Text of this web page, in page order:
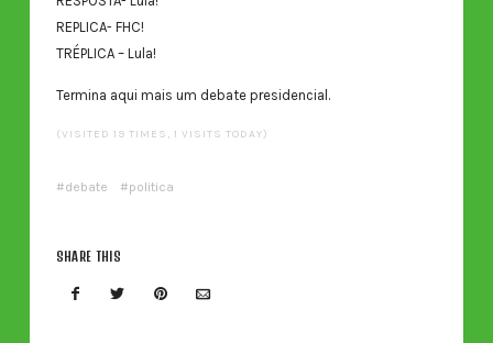
REPLICA- FHC!
TRÉPLICA – Lula!
Termina aqui mais um debate presidencial.
(VISITED 19 TIMES, 1 VISITS TODAY)
debate politica
SHARE THIS